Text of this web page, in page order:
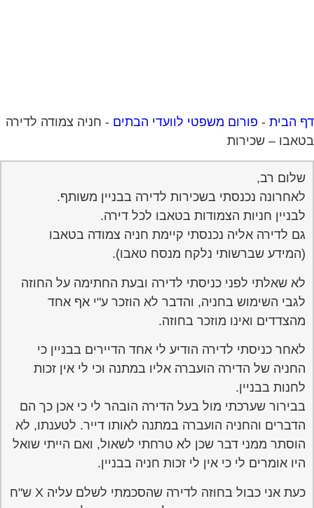
הבית-פורום משפטי לוועדי הבתים-חניה צמודה לדירה
– שכירות
שלום רב,
לאחרונה נכנסתי בשכירות לדירה בבניין משותף.
לבניין חניות הצמודות בטאבו לכל דירה.
גם לדירה אליה נכנסתי קיימת חניה צמודה בטאבו
(המידע שברשותי נלקח מנסח טאבו).
לא שאלתי לפני כניסתי לדירה ובעת החתימה על החוזה
לגבי השימוש בחניה, והדבר לא הוזכר ע"י אף אחד
מהצדדים ואינו מוזכר בחוזה.
לאחר כניסתי לדירה הודיע לי אחד הדיירים בבניין כי
החניה של הדירה הועברה אליו במתנה וכי לי אין זכות
לחנות בבניין.
בבירור שערכתי מול בעל הדירה הובהר לי כי אכן כך הם
הדברים והחניה הועברה במתנה לאותו דייר. לטענתו, לא
הוסתר ממני דבר שכן לא טרחתי לשאול, ואם הייתי שואל
היו אומרים לי כי אין לי זכות חניה בבניין.
כעת אני כבול בחוזה לדירה שהסכמתי לשלם עליה X ש"ח